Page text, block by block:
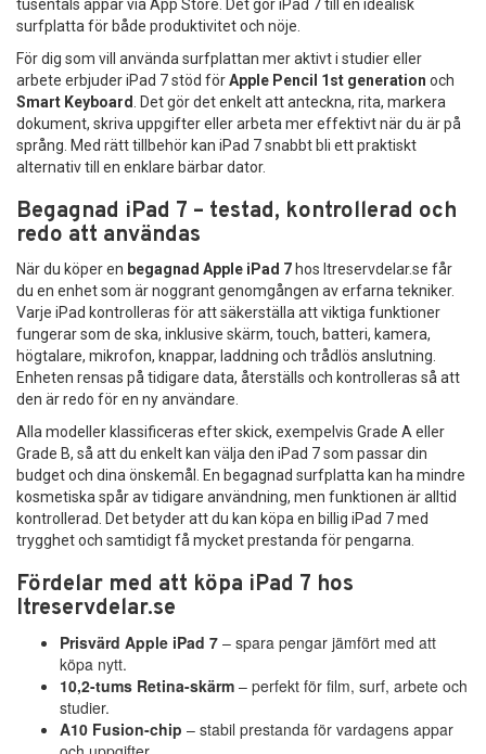
tusentals appar via App Store. Det gör iPad 7 till en idealisk
surfplatta för både produktivitet och nöje.
För dig som vill använda surfplattan mer aktivt i studier eller
arbete erbjuder iPad 7 stöd förApple Pencil 1st generation och
Smart Keyboard
. Det gör det enkelt att anteckna, rita, markera
dokument, skriva uppgifter eller arbeta mer effektivt när du är på
språng. Med rätt tillbehör kan iPad 7 snabbt bli ett praktiskt
alternativ till en enklare bärbar dator.
Begagnad iPad 7 – testad, kontrollerad och
redo att användas
När du köper en begagnad Apple iPad 7 hos Itreservdelar.se får
du en enhet som är noggrant genomgången av erfarna tekniker.
Varje iPad kontrolleras för att säkerställa att viktiga funktioner
fungerar som de ska, inklusive skärm, touch, batteri, kamera,
högtalare, mikrofon, knappar, laddning och trådlös anslutning.
Enheten rensas på tidigare data, återställs och kontrolleras så att
den är redo för en ny användare.
Alla modeller klassificeras efter skick, exempelvis Grade A eller
Grade B, så att du enkelt kan välja den iPad 7 som passar din
budget och dina önskemål. En begagnad surfplatta kan ha mindre
kosmetiska spår av tidigare användning, men funktionen är alltid
kontrollerad. Det betyder att du kan köpa en billig iPad 7 med
trygghet och samtidigt få mycket prestanda för pengarna.
Fördelar med att köpa iPad 7 hos
Itreservdelar.se
Prisvärd Apple iPad 7 – spara pengar jämfört med att
köpa nytt.
10,2-tums Retina-skärm – perfekt för film, surf, arbete och
studier.
A10 Fusion-chip – stabil prestanda för vardagens appar